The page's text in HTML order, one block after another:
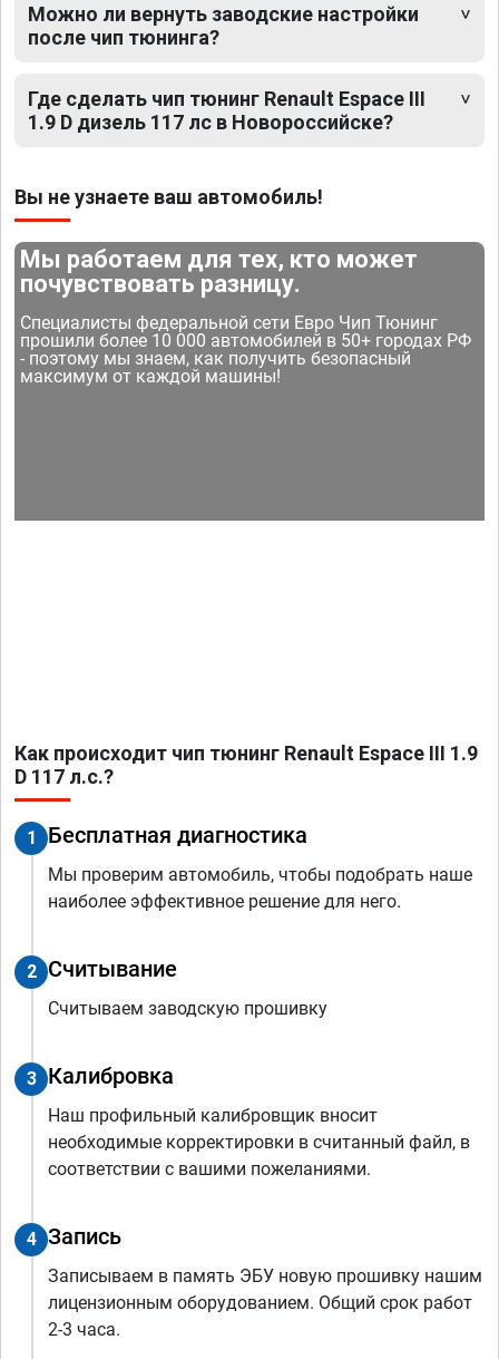
Можно ли вернуть заводские настройки
после чип тюнинга?
Где сделать чип тюнинг Renault Espace III
1.9 D дизель 117 лс в Новороссийске?
Вы не узнаете ваш автомобиль!
Мы работаем для тех, кто может
почувствовать разницу.
Специалисты федеральной сети Евро Чип Тюнинг
прошили более 10 000 автомобилей в 50+ городах РФ
- поэтому мы знаем, как получить безопасный
максимум от каждой машины!
Как происходит чип тюнинг Renault Espace III 1.9
D 117 л.с.?
1 Бесплатная диагностика
Мы проверим автомобиль, чтобы подобрать наше
наиболее эффективное решение для него.
2 Считывание
Считываем заводскую прошивку
3 Калибровка
Наш профильный калибровщик вносит
необходимые корректировки в считанный файл, в
соответствии с вашими пожеланиями.
4 Запись
Записываем в память ЭБУ новую прошивку нашим
лицензионным оборудованием. Общий срок работ
2-3 часа.